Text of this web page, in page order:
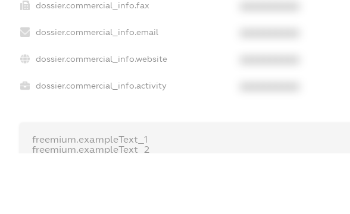
dossier.commercial_info.fax
dossier.commercial_info.email
dossier.commercial_info.website
dossier.commercial_info.activity
freemium.exampleText_1
freemium.exampleText_2